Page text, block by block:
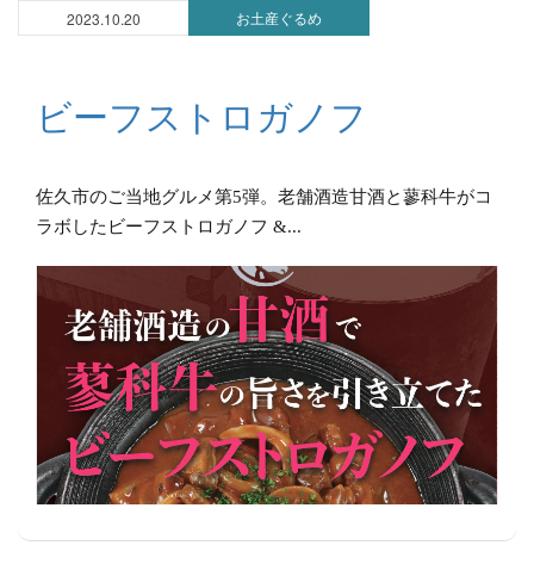
2023.10.20 お土産ぐるめ
ビーフストロガノフ
佐久市のご当地グルメ第5弾。老舗酒造甘酒と蓼科牛がコ
ラボしたビーフストロガノフ &...